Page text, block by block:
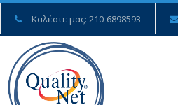
Καλέστε μας: 210-6898593